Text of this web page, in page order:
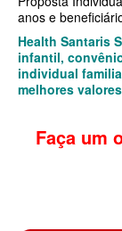
ÚNICA PLANO
UNIHOSP
UNIMED
anos e
Health Santaris
infantil,
individual
melhores
Faça um